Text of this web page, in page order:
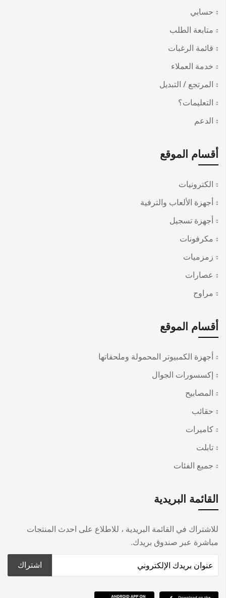
حسابي
متابعة الطلب
قائمة الرغبات
خدمة العملاء
المرتجع / التبديل
التعليمات؟
الدعم
أقسام الموقع
الكترونيات
أجهزة الألعاب والترفية
أجهزة تسجيل
مكرفونات
زمزميات
عصارات
مراوح
أقسام الموقع
أجهزة الكمبيوتر المحمولة وملحقاتها
إكسسورات الجوال
المصابيح
حقائب
كاميرات
تابلت
جميع الفئات
القائمة البريدية
للاشتراك في القائمة البريدية ، للاطلاع على احدث المنتجات
مباشرة عبر صندوق بريدك.
اشتراك